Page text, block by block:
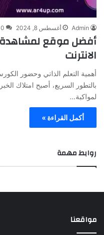
Admin أغسطس 8, 2024 0
أفضل موقع لمشاهدة
الانترنت
أهمية التعلم الذاتي وحضور
بالتطور السريع، أصبح امتلاك
لمواكبة…
أكمل القراءة »
روابط مهمة
مواقعنا